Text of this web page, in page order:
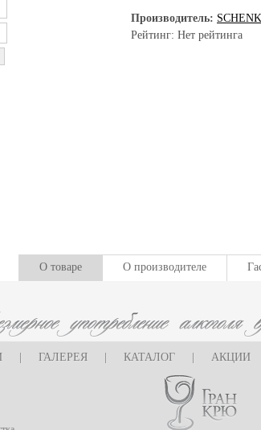
Производитель: SCHENK
Рейтинг: Нет рейтинга
О товаре О производителе
ГАЛЕРЕЯ КАТАЛОГ АКЦИИ